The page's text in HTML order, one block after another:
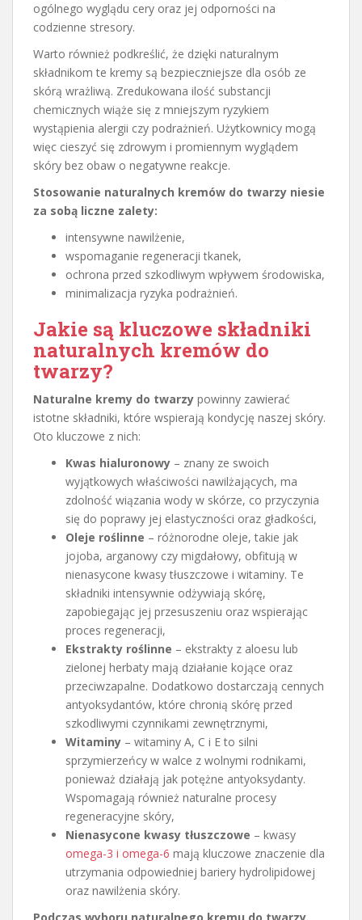
ogólnego wyglądu cery oraz jej odporności na
codzienne stresory.
Warto również podkreślić, że dzięki naturalnym
składnikom te kremy są bezpieczniejsze dla osób ze
skórą wrażliwą. Zredukowana ilość substancji
chemicznych wiąże się z mniejszym ryzykiem
wystąpienia alergii czy podrażnień. Użytkownicy mogą
więc cieszyć się zdrowym i promiennym wyglądem
skóry bez obaw o negatywne reakcje.
Stosowanie naturalnych kremów do twarzy niesie
za sobą liczne zalety:
intensywne nawilżenie,
wspomaganie regeneracji tkanek,
ochrona przed szkodliwym wpływem środowiska,
minimalizacja ryzyka podrażnień.
Jakie są kluczowe składniki
naturalnych kremów do
twarzy?
Naturalne kremy do twarzy powinny zawierać
istotne składniki, które wspierają kondycję naszej skóry.
Oto kluczowe z nich:
Kwas hialuronowy – znany ze swoich
wyjątkowych właściwości nawilżających, ma
zdolność wiązania wody w skórze, co przyczynia
się do poprawy jej elastyczności oraz gładkości,
Oleje roślinne – różnorodne oleje, takie jak
jojoba, arganowy czy migdałowy, obfitują w
nienasycone kwasy tłuszczowe i witaminy. Te
składniki intensywnie odżywiają skórę,
zapobiegając jej przesuszeniu oraz wspierając
proces regeneracji,
Ekstrakty roślinne – ekstrakty z aloesu lub
zielonej herbaty mają działanie kojące oraz
przeciwzapalne. Dodatkowo dostarczają cennych
antyoksydantów, które chronią skórę przed
szkodliwymi czynnikami zewnętrznymi,
Witaminy – witaminy A, C i E to silni
sprzymierzeńcy w walce z wolnymi rodnikami,
ponieważ działają jak potężne antyoksydanty.
Wspomagają również naturalne procesy
regeneracyjne skóry,
Nienasycone kwasy tłuszczowe – kwasy
omega-3 i omega-6 mają kluczowe znaczenie dla
utrzymania odpowiedniej bariery hydrolipidowej
oraz nawilżenia skóry.